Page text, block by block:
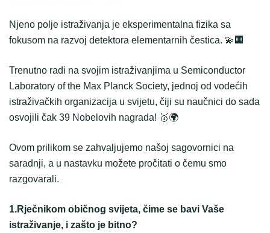
Njeno polje istraživanja je eksperimentalna fizika sa
fokusom na razvoj detektora elementarnih čestica. 💫🏢
Trenutno radi na svojim istraživanjima u Semiconductor
Laboratory of the Max Planck Society, jednoj od vodećih
istraživačkih organizacija u svijetu, čiji su naučnici do sada
osvojili čak 39 Nobelovih nagrada! 🥇🌍
Ovom prilikom se zahvaljujemo našoj sagovornici na
saradnji, a u nastavku možete pročitati o čemu smo
razgovarali.
1.Rječnikom običnog svijeta, čime se bavi Vaše
istraživanje, i zašto je bitno?